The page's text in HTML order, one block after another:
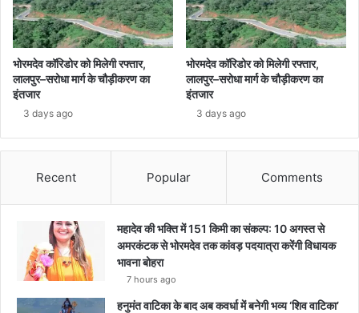
भोरमदेव कॉरिडोर को मिलेगी रफ्तार,
लालपुर–सरोधा मार्ग के चौड़ीकरण का
इंतजार
3 days ago
भोरमदेव कॉरिडोर को मिलेगी रफ्तार,
लालपुर–सरोधा मार्ग के चौड़ीकरण का
इंतजार
3 days ago
Recent Popular Comments
महादेव की भक्ति में 151 किमी का संकल्प: 10 अगस्त से
अमरकंटक से भोरमदेव तक कांवड़ पदयात्रा करेंगी विधायक
भावना बोहरा
7 hours ago
हनुमंत वाटिका के बाद अब कवर्धा में बनेगी भव्य ‘शिव वाटिका’